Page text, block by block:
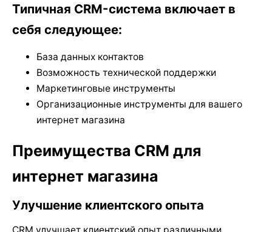
Типичная CRM-система включает в
себя следующее:
База данных контактов
Возможность технической поддержки
Маркетинговые инструменты
Организационные инструменты для вашего
интернет магазина
Преимущества CRM для
интернет магазина
Улучшение клиентского опыта